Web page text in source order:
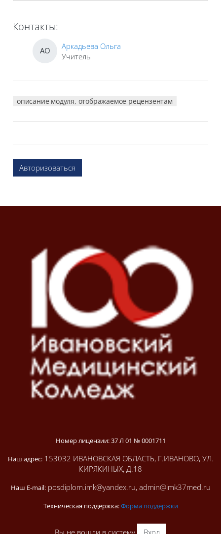
Контакты:
АО
Аркадьева Ольга
Учитель
описание модуля, отображаемое рецензентам
Авторизоваться
Номер лицензии: 37 Л 01 № 0001711
Наш адрес:153032 ИВАНОВСКАЯ ОБЛАСТЬ, Г.ИВАНОВО, УЛ.
КИРЯКИНЫХ, Д.18
Наш E-mail:posdiplom.imk@yandex.ru, admin@imk37med.ru
Техническая поддержка:Форма поддержки
Вы не вошли в систему Вход